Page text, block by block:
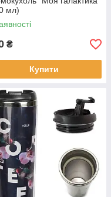
мл)
₴
Купити